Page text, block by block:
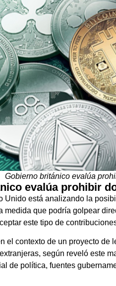
Gobierno británico evalúa
evalúa prohibir
Unido está analizando la
medida que podría golpear
este tipo de
el contexto de un proyecto
según reveló este
de política, fuentes